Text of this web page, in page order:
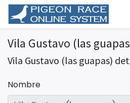
Vila Gustavo (las
Vila Gustavo (las guapas)
Nombre